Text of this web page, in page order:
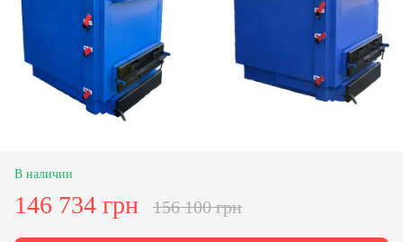
В наличии
146 734 грн 156 100 грн